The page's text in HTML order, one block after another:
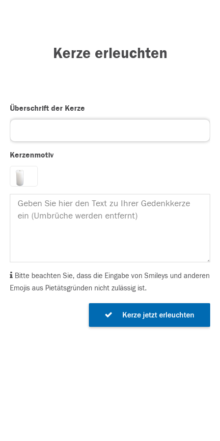
Kerze erleuchten
Überschrift der Kerze
Kerzenmotiv
Bitte beachten Sie, dass die Eingabe von Smileys und anderen
Emojis aus Pietätsgründen nicht zulässig ist.
Kerze jetzt erleuchten